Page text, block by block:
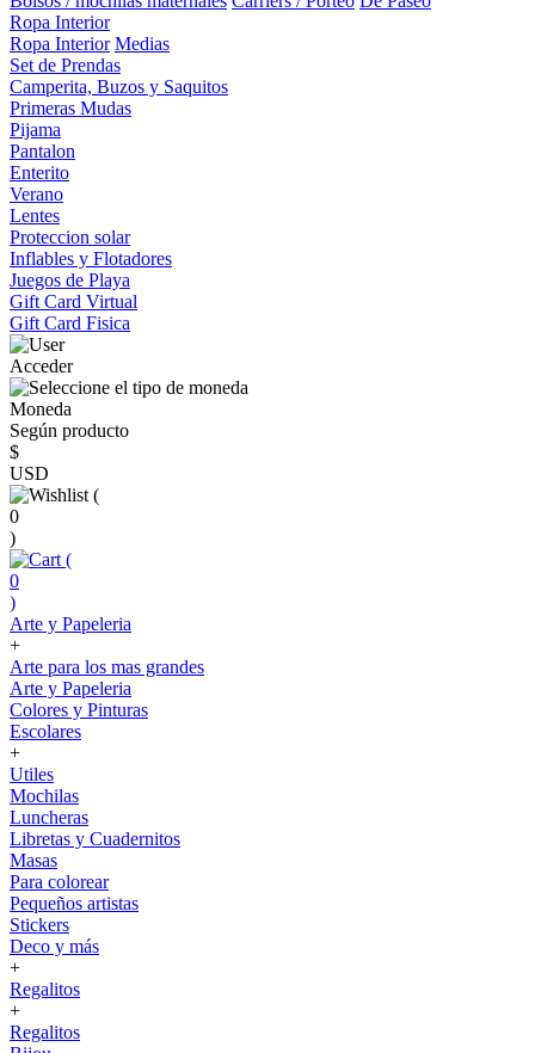
Ropa Interior
Ropa Interior Medias
Set de Prendas
Camperita, Buzos y Saquitos
Primeras Mudas
Pijama
Pantalon
Enterito
Verano
Lentes
Proteccion solar
Inflables y Flotadores
Juegos de Playa
Gift Card Virtual
Gift Card Fisica
Acceder
Moneda
Según producto
$
USD
(
0
)
(
0
)
Arte y Papeleria
+
Arte para los mas grandes
Arte y Papeleria
Colores y Pinturas
Escolares
+
Utiles
Mochilas
Luncheras
Libretas y Cuadernitos
Masas
Para colorear
Pequeños artistas
Stickers
Deco y más
+
Regalitos
+
Regalitos